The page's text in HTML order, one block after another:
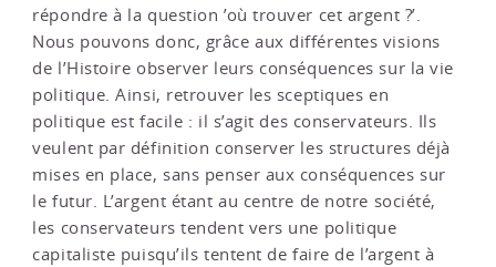
répondre à la question ’où trouver cet argent ?’.
Nous pouvons donc, grâce aux différentes visions
de l’Histoire observer leurs conséquences sur la vie
politique. Ainsi, retrouver les sceptiques en
politique est facile : il s’agit des conservateurs. Ils
veulent par définition conserver les structures déjà
mises en place, sans penser aux conséquences sur
le futur. L’argent étant au centre de notre société,
les conservateurs tendent vers une politique
capitaliste puisqu’ils tentent de faire de l’argent à